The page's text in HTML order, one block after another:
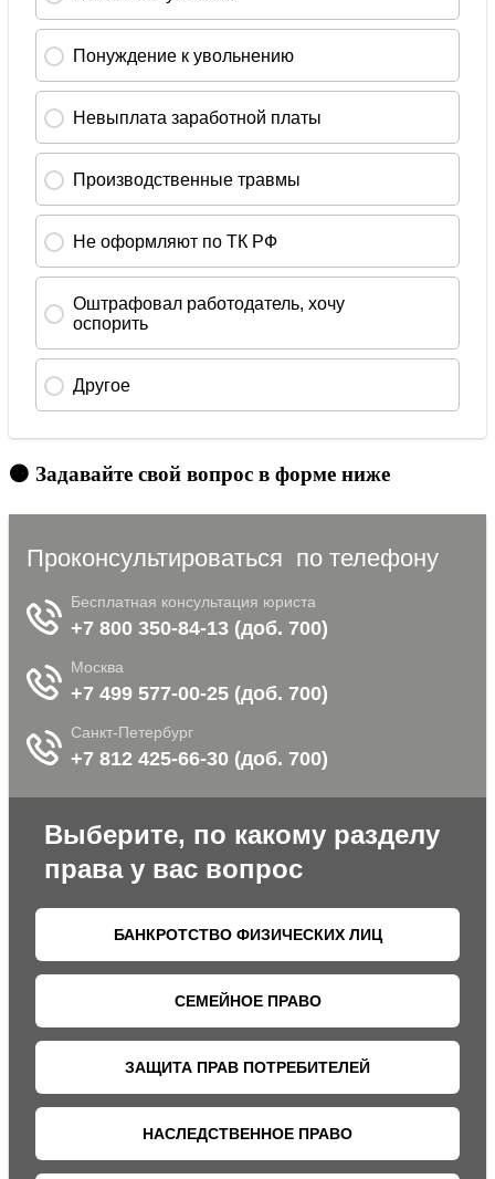
🟠 Задавайте свой вопрос в форме ниже